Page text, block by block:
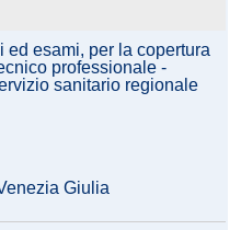
esami, per la copertura
professionale -
sanitario regionale
Giulia